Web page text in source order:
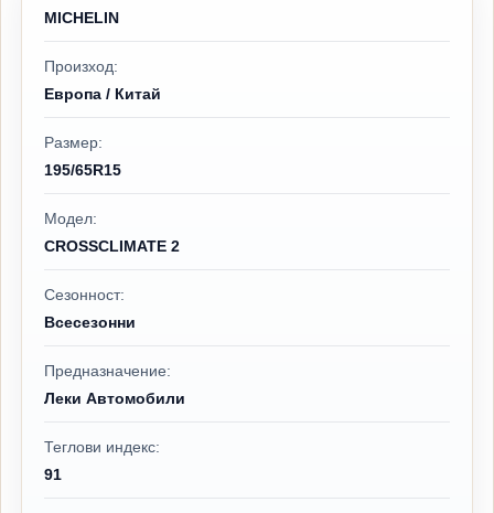
MICHELIN
Произход:
Европа / Китай
Размер:
195/65R15
Модел:
CROSSCLIMATE 2
Сезонност:
Всесезонни
Предназначение:
Леки Автомобили
Теглови индекс:
91